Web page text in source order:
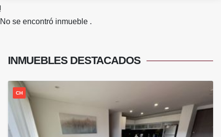
No se encontró inmueble .
INMUEBLES DESTACADOS
CH